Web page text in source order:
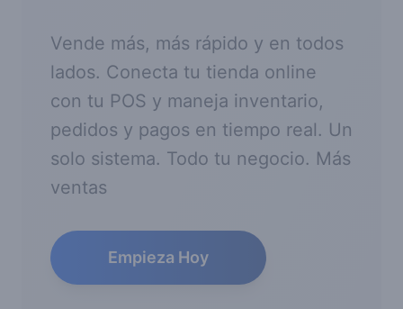
Vende más, más rápido y en todos
lados. Conecta tu tienda online
con tu POS y maneja inventario,
pedidos y pagos en tiempo real. Un
solo sistema. Todo tu negocio. Más
ventas
Empieza Hoy